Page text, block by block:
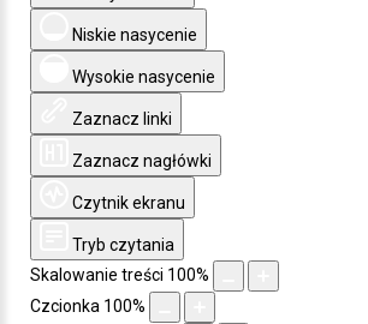
Niskie nasycenie
Wysokie nasycenie
Zaznacz linki
Zaznacz nagłówki
Czytnik ekranu
Tryb czytania
Skalowanie treści 100%
Czcionka 100%